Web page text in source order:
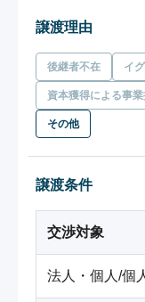
譲渡理由
後継者不在 イ
資本獲得による事
その他
譲渡条件
交渉対象
法人・個人/個